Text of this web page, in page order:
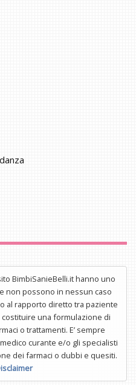
BimbiSanieBelli.it hanno uno
non possono in nessun caso
al rapporto diretto tra paziente
una formulazione di
o trattamenti. E’ sempre
curante e/o gli specialisti
dei farmaci o dubbi e quesiti.